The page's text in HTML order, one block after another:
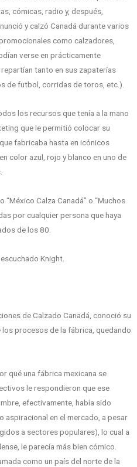
cómicas, radio y, después,
y calzó Canadá durante varios
como calzadores,
verse en prácticamente
tanto en sus zapaterías
de futbol, corridas de toros, etc.).
los recursos que tenía a la mano
que le permitió colocar su
fabricaba hasta en icónicos
color azul, rojo y blanco en uno de
Calza Canadá” o “Muchos
por cualquier persona que haya
de los 80.
Knight.
de Calzado Canadá, conoció su
procesos de la fábrica, quedando
qué una fábrica mexicana se
le respondieron que ese
efectivamente, había sido
aspiracional en el mercado, a pesar
a sectores populares), lo cual a
le parecía más bien cómico.
como un país del norte de la